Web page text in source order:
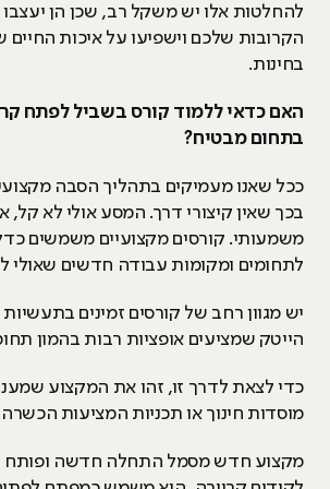
להחלטות אלו יש משקל רב, שכן הן
הקרובות שלכם וישפיעו על איכות
בחינות.
האם כדאי ללמוד קורס בשביל לפתח
בתחום מבטיח?
ככל שאנו מעמיקים בתהליך הסבה
בכך שאין קיצורי דרך. המסע אולי לא קל,
משמעותי. קורסים מקצועיים משמשים
לתחומים ומקומות עבודה חדשים שאולי
יש מגוון רחב של קורסים זמינים בתעשיות
הייטק שמציעים אופציות רבות בהמון
כדי לצאת לדרך זו, זהו את המקצוע
מוסדות חינוך או תכניות המציעות הכשרה
מקצוע חדש מסמל התחלה חדשה ופותח